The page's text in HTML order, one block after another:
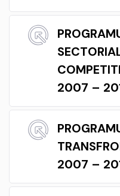
2007 –
2007 –